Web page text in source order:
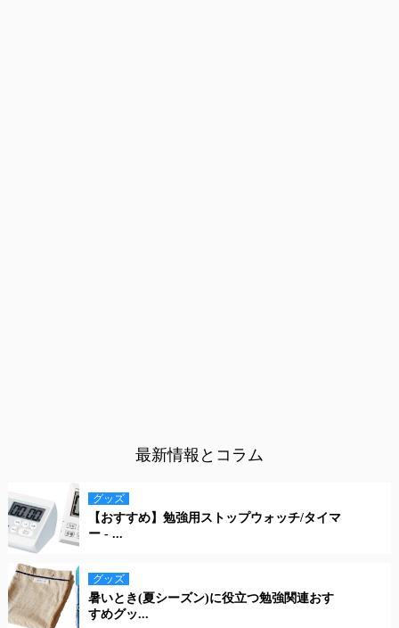
最新情報とコラム
グッズ
【おすすめ】勉強用ストップウォッチ/タイマ
ー - ...
グッズ
暑いとき(夏シーズン)に役立つ勉強関連おす
すめグッ...